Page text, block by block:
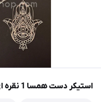
استیکر دست همسا 1 نقره ای